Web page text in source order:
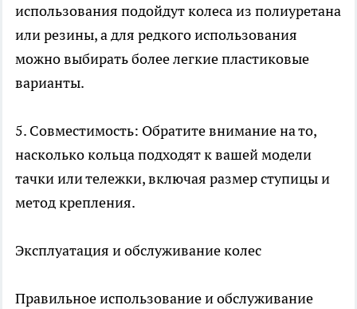
использования подойдут колеса из полиуретана
или резины, а для редкого использования
можно выбирать более легкие пластиковые
варианты.
5. Совместимость: Обратите внимание на то,
насколько кольца подходят к вашей модели
тачки или тележки, включая размер ступицы и
метод крепления.
Эксплуатация и обслуживание колес
Правильное использование и обслуживание